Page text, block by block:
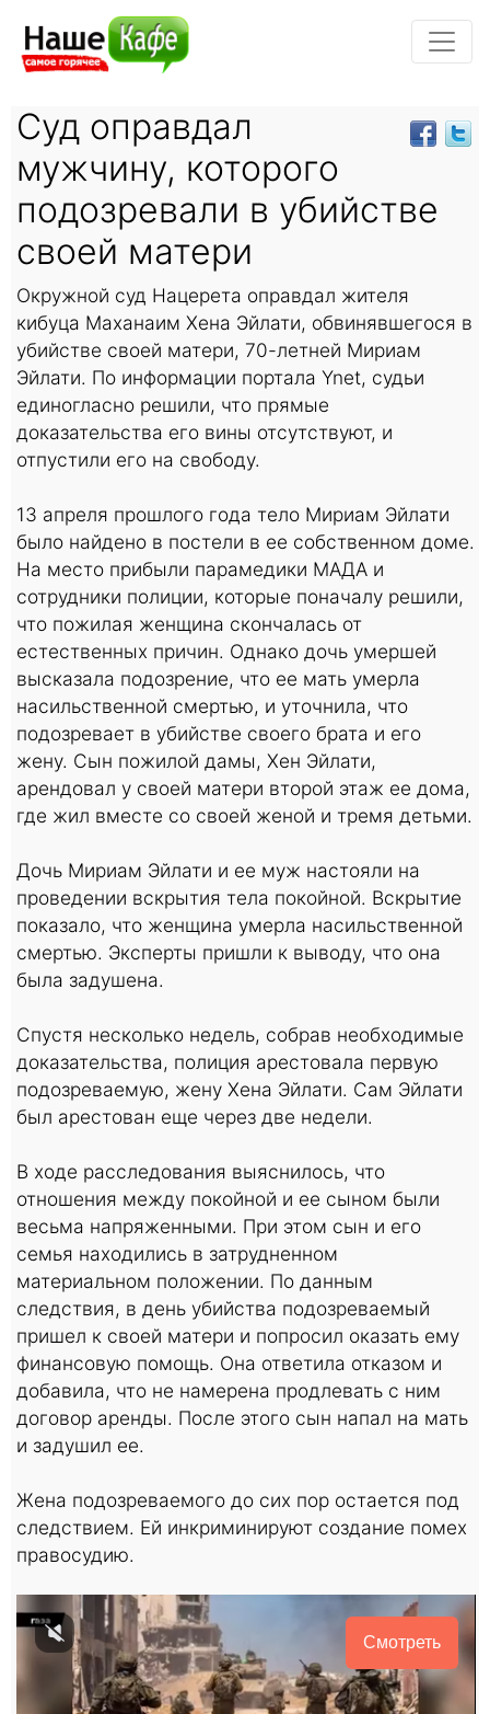
Суд оправдал
мужчину, которого
подозревали в убийстве
своей матери
Окружной суд Нацерета оправдал жителя
кибуца Маханаим Хена Эйлати, обвинявшегося в
убийстве своей матери, 70-летней Мириам
Эйлати. По информации портала Ynet, судьи
единогласно решили, что прямые
доказательства его вины отсутствуют, и
отпустили его на свободу.
13 апреля прошлого года тело Мириам Эйлати
было найдено в постели в ее собственном доме.
На место прибыли парамедики МАДА и
сотрудники полиции, которые поначалу решили,
что пожилая женщина скончалась от
естественных причин. Однако дочь умершей
высказала подозрение, что ее мать умерла
насильственной смертью, и уточнила, что
подозревает в убийстве своего брата и его
жену. Сын пожилой дамы, Хен Эйлати,
арендовал у своей матери второй этаж ее дома,
где жил вместе со своей женой и тремя детьми.
Дочь Мириам Эйлати и ее муж настояли на
проведении вскрытия тела покойной. Вскрытие
показало, что женщина умерла насильственной
смертью. Эксперты пришли к выводу, что она
была задушена.
Спустя несколько недель, собрав необходимые
доказательства, полиция арестовала первую
подозреваемую, жену Хена Эйлати. Сам Эйлати
был арестован еще через две недели.
В ходе расследования выяснилось, что
отношения между покойной и ее сыном были
весьма напряженными. При этом сын и его
семья находились в затрудненном
материальном положении. По данным
следствия, в день убийства подозреваемый
пришел к своей матери и попросил оказать ему
финансовую помощь. Она ответила отказом и
добавила, что не намерена продлевать с ним
договор аренды. После этого сын напал на мать
и задушил ее.
Жена подозреваемого до сих пор остается под
следствием. Ей инкриминируют создание помех
правосудию.
Смотреть